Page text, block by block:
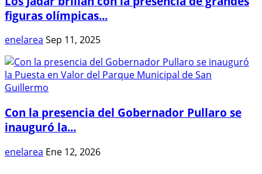
figuras olímpicas...
enelarea Sep 11, 2025
Con la presencia del Gobernador Pullaro se
inauguró la...
enelarea Ene 12, 2026